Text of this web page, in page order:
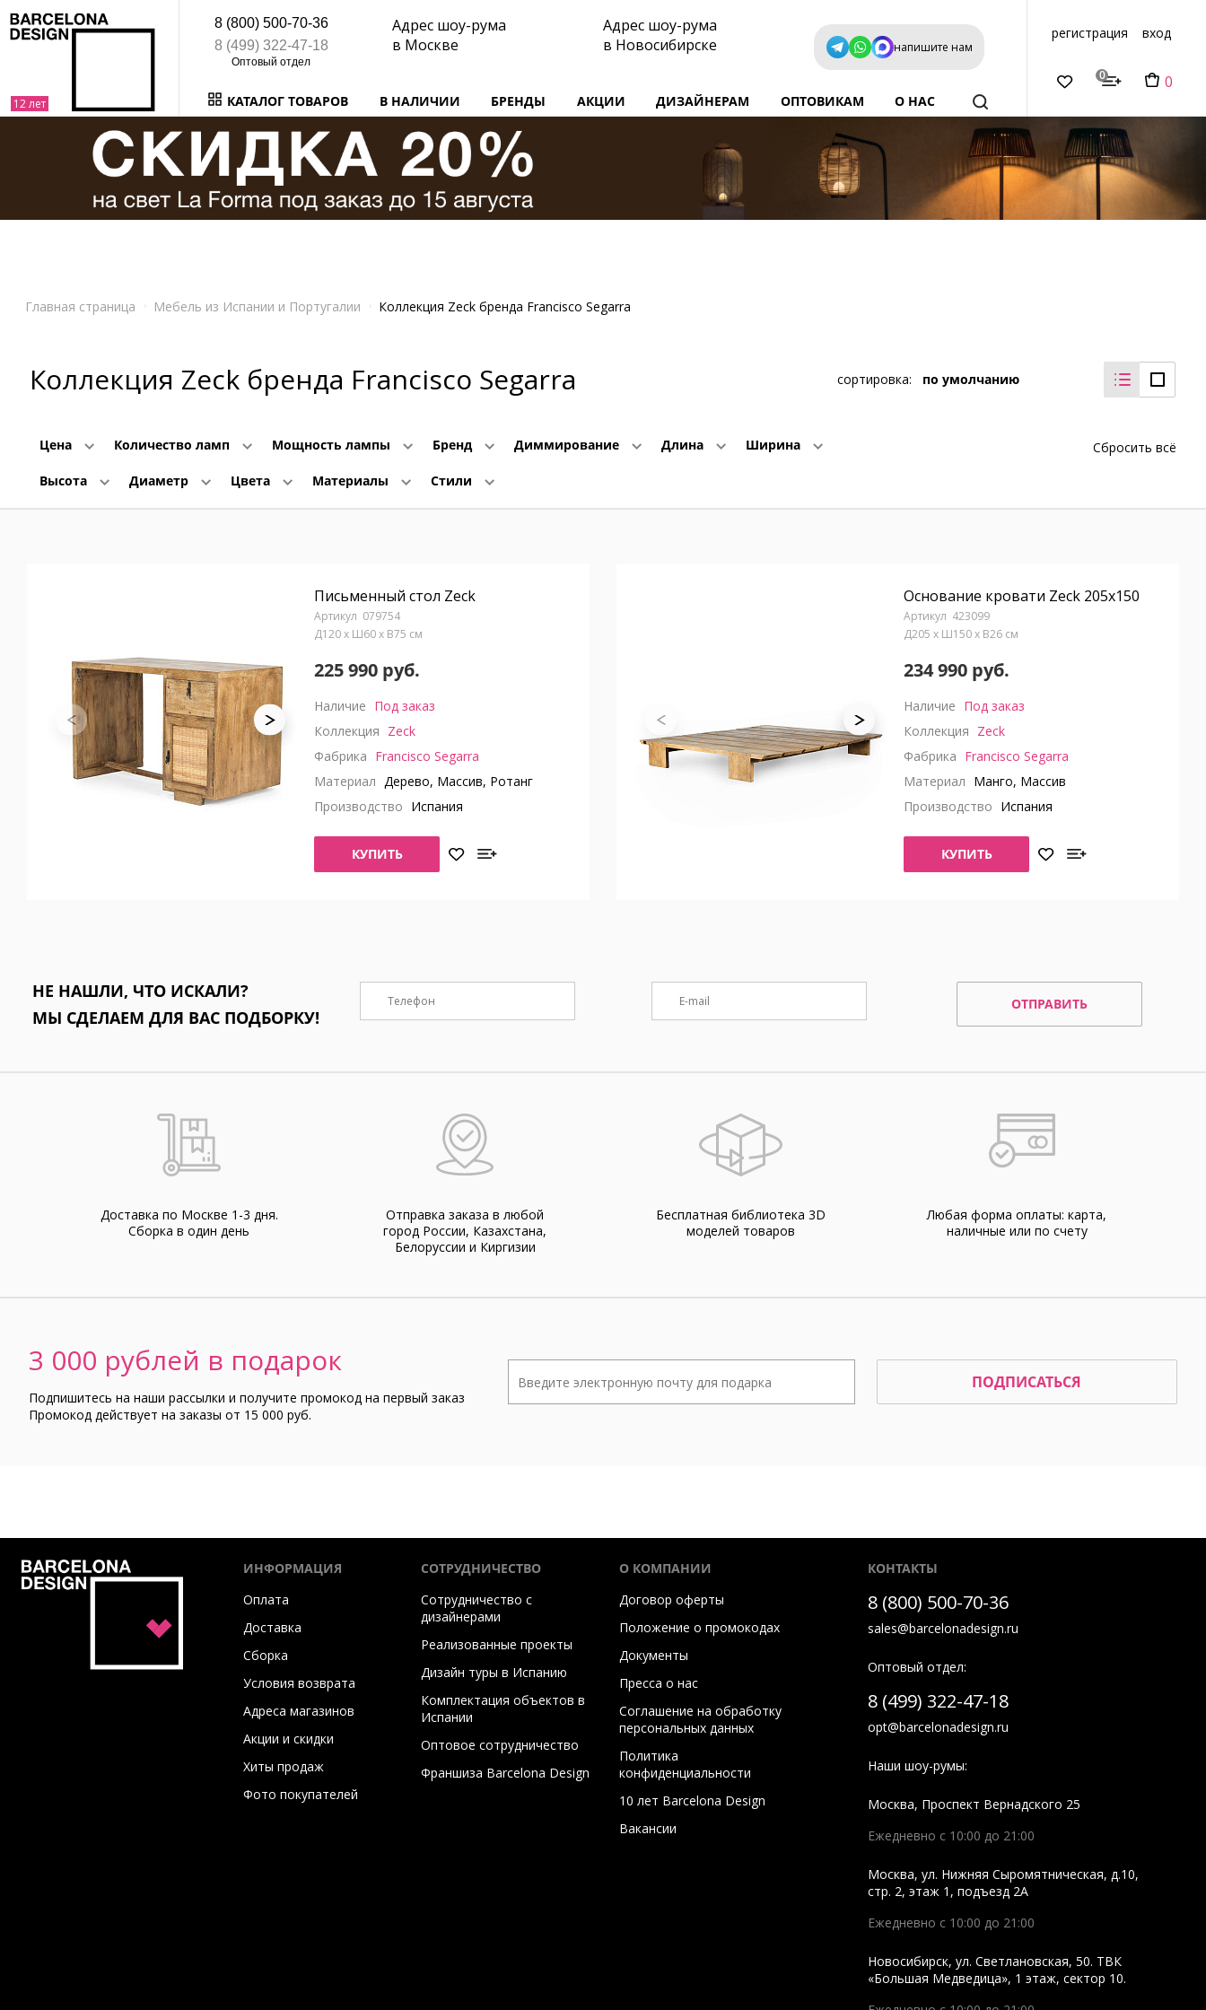
8 (800) 500-70-36
8 (499) 322-47-18
Адрес шоу-рума
в Москве
Адрес шоу-рума
в Новосибирске
напишите нам
КАТАЛОГ ТОВАРОВ В НАЛИЧИИ БРЕНДЫ АКЦИИ ДИЗАЙНЕРАМ ОПТОВИКАМ О НАС
регистрация вход
0 0
Главная страница Мебель из Испании и Португалии Коллекция Zeck бренда Francisco Segarra
Коллекция Zeck бренда Francisco Segarra
Цена Количество ламп Мощность лампы Бренд Диммирование Длина Ширина
Высота Диаметр Цвета Материалы Стили
сортировка: по умолчанию
Сбросить всё
Письменный стол Zeck
079754
Д120 x Ш60 x В75 см
225 990 руб.
Наличие Под заказ
Коллекция Zeck
Фабрика Francisco Segarra
Материал Дерево, Массив, Ротанг
Производство Испания
КУПИТЬ
Основание кровати Zeck 205x150
423099
Д205 x Ш150 x В26 см
234 990 руб.
Наличие Под заказ
Коллекция Zeck
Фабрика Francisco Segarra
Материал Манго, Массив
Производство Испания
КУПИТЬ
НЕ НАШЛИ, ЧТО ИСКАЛИ?
МЫ СДЕЛАЕМ ДЛЯ ВАС ПОДБОРКУ!
ОТПРАВИТЬ
Доставка по Москве 1-3 дня.
Cборка в один день
Отправка заказа в любой
город России, Казахстана,
Белоруссии и Киргизии
Бесплатная библиотека 3D
моделей товаров
Любая форма оплаты: карта,
наличные или по счету
3 000 рублей в подарок
Подпишитесь на наши рассылки и получите промокод на первый заказ
Промокод действует на заказы от 15 000 руб.
ПОДПИСАТЬСЯ
КОНТАКТЫ
8 (800) 500-70-36
sales@barcelonadesign.ru
Оптовый отдел:
8 (499) 322-47-18
opt@barcelonadesign.ru
Наши шоу-румы:
Москва, Проспект Вернадского 25
Ежедневно с 10:00 до 21:00
Москва,ул. Нижняя Сыромятническая, д.10,
стр. 2, этаж 1, подъезд 2A
Ежедневно с 10:00 до 21:00
Новосибирск,ул. Светлановская, 50. ТВК
«Большая Медведица», 1 этаж, сектор 10.
ИНФОРМАЦИЯ
Оплата
Доставка
Сборка
Условия возврата
Адреса магазинов
Акции и скидки
Хиты продаж
Фото покупателей
СОТРУДНИЧЕСТВО
Сотрудничество с
дизайнерами
Реализованные проекты
Дизайн туры в Испанию
Комплектация объектов в
Испании
Оптовое сотрудничество
Франшиза Barcelona Design
О КОМПАНИИ
Договор оферты
Положение о промокодах
Документы
Пресса о нас
Соглашение на обработку
персональных данных
Политика
конфиденциальности
10 лет Barcelona Design
Вакансии